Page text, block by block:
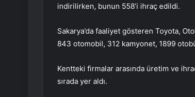
indirilirken, bunun 558’i ihraç edildi.
Sakarya’da faaliyet gösteren Toyota,
843 otomobil, 312 kamyonet, 1899
Kentteki firmalar arasında üretim ve
sırada yer aldı.